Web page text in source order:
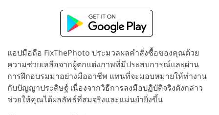
แอปมือถือ FixThePhoto ประมวลผลคำสั่งซื้อของคุณด้วย
ความช่วยเหลือจากผู้ตกแต่งภาพที่มีประสบการณ์และผ่าน
การฝึกอบรมมาอย่างมืออาชีพ แทนที่จะมอบหมายให้ทำงาน
กับปัญญาประดิษฐ์ เนื่องจากวิธีการลงมือปฏิบัติจริงดังกล่าว
ช่วยให้คุณได้ผลลัพธ์ที่สมจริงและแม่นยำยิ่งขึ้น